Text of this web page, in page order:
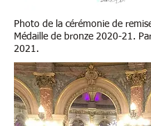
Photo de la cérémonie de
Médaille de bronze 2020-21.
2021.